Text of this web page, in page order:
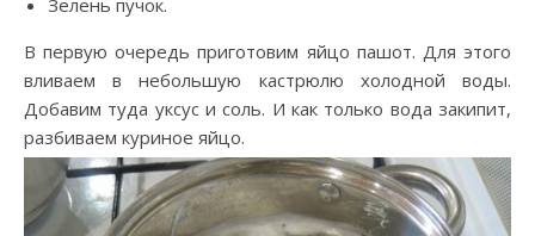
Зелень пучок.
В первую очередь приготовим яйцо пашот. Для этого
вливаем в небольшую кастрюлю холодной воды.
Добавим туда уксус и соль. И как только вода закипит,
разбиваем куриное яйцо.